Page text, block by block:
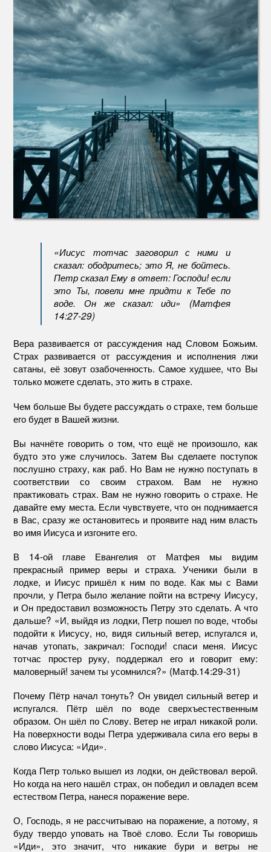
вы
только
можете
это
жить
«Иисус тотчас заговорил с ними и
сказал: ободритесь; это Я, не бойтесь.
Петр сказал Ему в ответ: Господи! если
это Ты, повели мне придти к Тебе по
воде. Он же сказал: иди» (Матфея
14:27-29)
Вера развивается от рассуждения над Словом Божьим.
Страх развивается от рассуждения и исполнения лжи
сатаны, её зовут озабоченность. Самое худшее, что Вы
только можете сделать, это жить в страхе.
Чем больше Вы будете рассуждать о страхе, тем больше
его будет в Вашей жизни.
Вы начнёте говорить о том, что ещё не произошло, как
будто это уже случилось. Затем Вы сделаете поступок
послушно страху, как раб. Но Вам не нужно поступать в
соответствии со своим страхом. Вам не нужно
практиковать страх. Вам не нужно говорить о страхе. Не
давайте ему места. Если чувствуете, что он поднимается
в Вас, сразу же остановитесь и проявите над ним власть
во имя Иисуса и изгоните его.
В 14-ой главе Евангелия от Матфея мы видим
прекрасный пример веры и страха. Ученики были в
лодке, и Иисус пришёл к ним по воде. Как мы с Вами
прочли, у Петра было желание пойти на встречу Иисусу,
и Он предоставил возможность Петру это сделать. А что
дальше? «И, выйдя из лодки, Петр пошел по воде, чтобы
подойти к Иисусу, но, видя сильный ветер, испугался и,
начав утопать, закричал: Господи! спаси меня. Иисус
тотчас простер руку, поддержал его и говорит ему:
маловерный! зачем ты усомнился?» (Матф.14:29-31)
Почему Пётр начал тонуть? Он увидел сильный ветер и
испугался. Пётр шёл по воде сверхъестественным
образом. Он шёл по Слову. Ветер не играл никакой роли.
На поверхности воды Петра удерживала сила его веры в
слово Иисуса: «Иди».
Когда Петр только вышел из лодки, он действовал верой.
Но когда на него нашёл страх, он победил и овладел всем
естеством Петра, нанеся поражение вере.
О, Господь, я не рассчитываю на поражение, а потому, я
буду твердо уповать на Твоё слово. Если Ты говоришь
«Иди», это значит, что никакие бури и ветры не